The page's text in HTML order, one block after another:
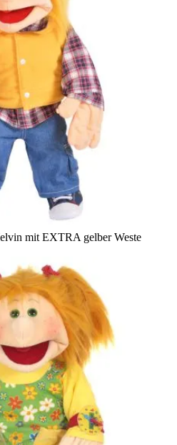
mit EXTRA gelber Weste